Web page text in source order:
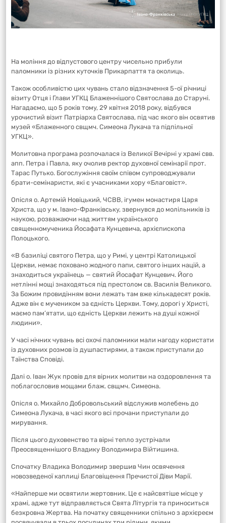
На моління до відпустового центру чисельно прибули
паломники із різних куточків Прикарпаття та околиць.
Також особливістю цих чувань стало відзначення 5-ої річниці
візиту Отця і Глави УГКЦ Блаженнішого Святослава до Старуні.
Нагадаємо, що 5 років тому, 29 квітня 2018 року, відбувся
урочистий візит Патріарха Святослава, під час якого він освятив
музей «Блаженного свщмч. Симеона Лукача та підпільної
УГКЦ».
Молитовна програма розпочалася із Великої Вечірні у храмі свв.
апп. Петра і Павла, яку очолив ректор духовної семінарії прот.
Тарас Путько. Богослужіння своїм співом супроводжували
брати-семінаристи, які є учасниками хору «Благовіст».
Опісля о. Артемій Новіцький, ЧСВВ, ігумен монастиря Царя
Христа, що у м. Івано-Франківську, звернувся до молільників із
наукою, розважаючи над життям українського
священномученика Йосафата Кунцевича, архієпископа
Полоцького.
«В базиліці святого Петра, що у Римі, у центрі Католицької
Церкви, немає поховано жодного папи, святого інших націй, а
знаходиться українець — святий Йосафат Кунцевич. Його
нетлінні мощі знаходяться під престолом св. Василія Великого.
За Божим провидінням вони лежать там вже кількадесят років.
Адже він є мучеником за єдність Церкви. Тому, дорогі у Христі,
маємо пам’ятати, що єдність Церкви лежить на душі кожної
людини».
У часі нічних чувань всі охочі паломники мали нагоду користати
із духовних розмов із душпастирями, а також приступали до
Таїнства Сповіді.
Далі о. Іван Жук провів для вірних молитви на оздоровлення та
поблагословив мощами блаж. свщмч. Симеона.
Опісля о. Михайло Добровольський відслужив молебень до
Симеона Лукача, в часі якого всі прочани приступали до
мирування.
Після цього духовенство та вірні тепло зустрічали
Преосвященнішого Владику Володимира Війтишина.
Спочатку Владика Володимир звершив Чин освячення
новозведеної каплиці Благовіщення Пречистої Діви Марії.
«Найперше ми освятили жертовник. Це є найсвятіше місце у
храмі, адже тут відправляється Свята Літургія та приноситься
безкровна Жертва. На початку священники спільно з архієреєм